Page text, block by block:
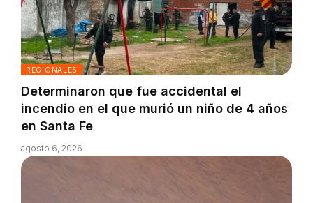
REGIONALES
Determinaron que fue accidental el
incendio en el que murió un niño de 4 años
en Santa Fe
agosto 6, 2026